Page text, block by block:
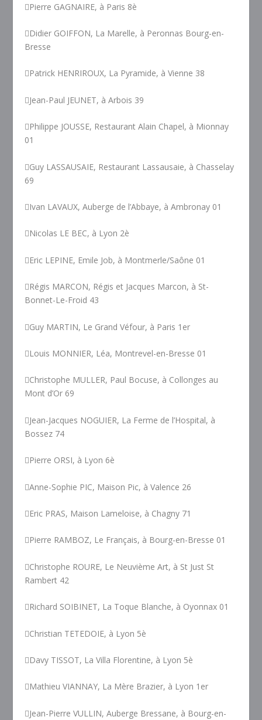
Pierre GAGNAIRE, à Paris 8è
Didier GOIFFON, La Marelle, à Peronnas Bourg-en-
Bresse
Patrick HENRIROUX, La Pyramide, à Vienne 38
Jean-Paul JEUNET, à Arbois 39
Philippe JOUSSE, Restaurant Alain Chapel, à Mionnay
01
Guy LASSAUSAIE, Restaurant Lassausaie, à Chasselay
69
Ivan LAVAUX, Auberge de l’Abbaye, à Ambronay 01
Nicolas LE BEC, à Lyon 2è
Eric LEPINE, Emile Job, à Montmerle/Saône 01
Régis MARCON, Régis et Jacques Marcon, à St-
Bonnet-Le-Froid 43
Guy MARTIN, Le Grand Véfour, à Paris 1er
Louis MONNIER, Léa, Montrevel-en-Bresse 01
Christophe MULLER, Paul Bocuse, à Collonges au
Mont d’Or 69
Jean-Jacques NOGUIER, La Ferme de l’Hospital, à
Bossez 74
Pierre ORSI, à Lyon 6è
Anne-Sophie PIC, Maison Pic, à Valence 26
Eric PRAS, Maison Lameloise, à Chagny 71
Pierre RAMBOZ, Le Français, à Bourg-en-Bresse 01
Christophe ROURE, Le Neuvième Art, à St Just St
Rambert 42
Richard SOIBINET, La Toque Blanche, à Oyonnax 01
Christian TETEDOIE, à Lyon 5è
Davy TISSOT, La Villa Florentine, à Lyon 5è
Mathieu VIANNAY, La Mère Brazier, à Lyon 1er
Jean-Pierre VULLIN, Auberge Bressane, à Bourg-en-